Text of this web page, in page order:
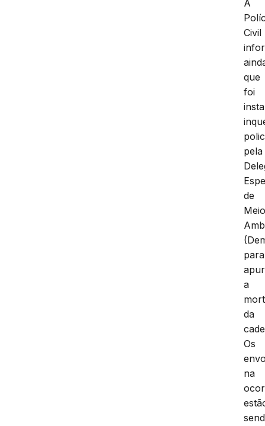
A
Civil
que
foi
pela
de
para
a
da
Os
na